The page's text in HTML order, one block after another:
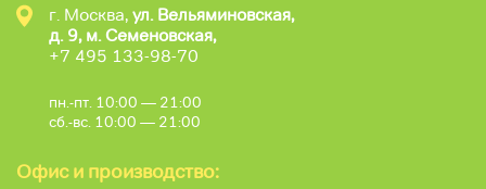
г. Москва, ул. Вельяминовская,
д. 9, м. Семеновская,
+7 495 133-98-70
пн.-пт. 10:00 — 21:00
сб.-вс. 10:00 — 21:00
Офис и производство: